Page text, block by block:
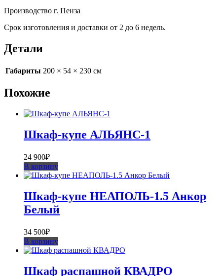
Производство г. Пенза
Срок изготовления и доставки от 2 до 6 недель.
Детали
Габариты 200 × 54 × 230 см
Похожие
Шкаф-купе АЛЬЯНС-1
24 900₽
В корзину
Шкаф-купе НЕАПОЛЬ-1.5 Анкор
Белый
34 500₽
В корзину
Шкаф распашной КВАДРО